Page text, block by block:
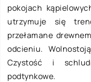
pokojach
utrzymuje się
przełamane
odcieniu.
Czystość i
podtynkowe.